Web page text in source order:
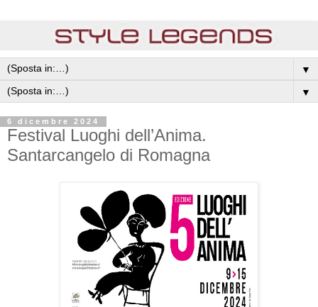
▼
▼
6 dicembre 2024
Festival Luoghi dell’Anima.
Santarcangelo di Romagna